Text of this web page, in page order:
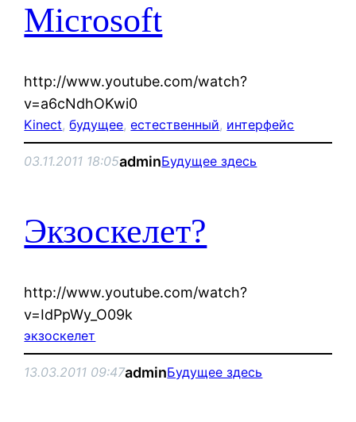
Microsoft
http://www.youtube.com/watch?
v=a6cNdhOKwi0
Kinect, будущее, естественный, интерфейс
03.11.2011 18:05adminБудущее здесь
Экзоскелет?
http://www.youtube.com/watch?
v=IdPpWy_O09k
экзоскелет
13.03.2011 09:47adminБудущее здесь